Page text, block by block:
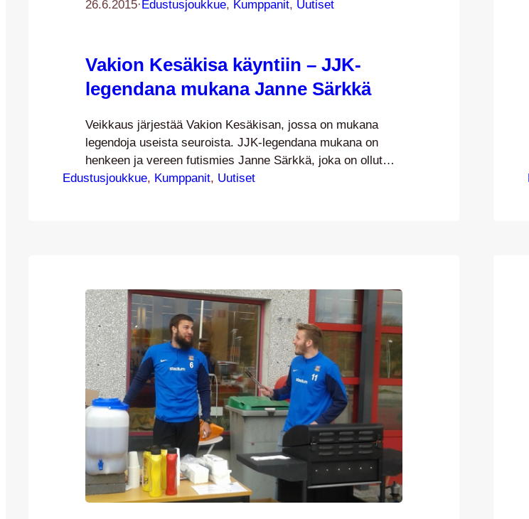
26.6.2015·Edustusjoukkue, Kumppanit, Uutiset
Vakion Kesäkisa käyntiin – JJK-
legendana mukana Janne Särkkä
Veikkaus järjestää Vakion Kesäkisan, jossa on mukana
legendoja useista seuroista. JJK-legendana mukana on
henkeen ja vereen futismies Janne Särkkä, joka on ollut
mukana JJK:n ja sen edeltäjän JyP-77:n toiminnassa aina
Edustusjoukkue, Kumppanit, Uutiset